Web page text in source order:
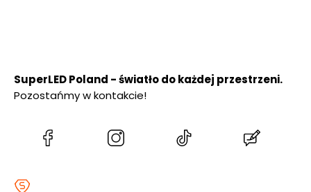
SuperLED Poland - światło do każdej przestrzeni.
Pozostańmy w kontakcie!
(Otwiera
(Otwiera
(Otwiera